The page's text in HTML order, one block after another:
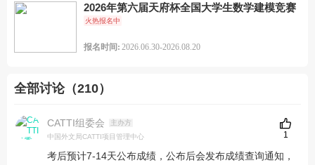
2026年第六届天府杯全国大学生数学建模竞赛
火热报名中
报名时间: 2026.06.30-2026.08.20
全部讨论（210）
CATTI组委会
主办方
中国外文局CATTI项目管理中心
考后预计7-14天公布成绩，公布后会发布成绩查询通知，
1